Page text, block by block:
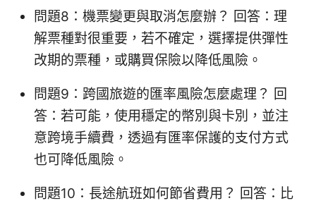
問題8：機票變更與取消怎麼辦？ 回答：理
解票種對很重要，若不確定，選擇提供彈性
改期的票種，或購買保險以降低風險。
問題9：跨國旅遊的匯率風險怎麼處理？ 回
答：若可能，使用穩定的幣別與卡別，並注
意跨境手續費，透過有匯率保護的支付方式
也可降低風險。
問題10：長途航班如何節省費用？ 回答：比